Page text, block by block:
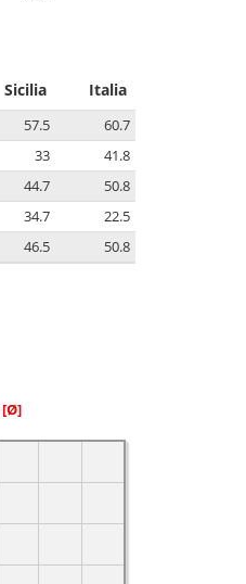
Sicilia Italia
57.5
60.7
33
41.8
44.7
50.8
34.7
22.5
46.5 50.8
[Ø]